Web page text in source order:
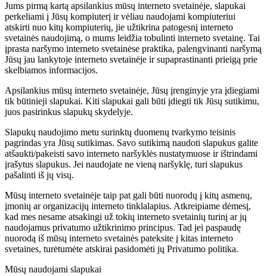
Jums pirmą kartą apsilankius mūsų interneto svetainėje, slapukai
perkeliami į Jūsų kompiuterį ir vėliau naudojami kompiuteriui
atskirti nuo kitų kompiuterių, jie užtikrina patogesnį interneto
svetainės naudojimą, o mums leidžia tobulinti interneto svetainę. Tai
įprasta naršymo interneto svetainėse praktika, palengvinanti naršymą
Jūsų jau lankytoje interneto svetainėje ir supaprastinanti prieigą prie
skelbiamos informacijos.
Apsilankius mūsų interneto svetainėje, Jūsų įrenginyje yra įdiegiami
tik būtinieji slapukai. Kiti slapukai gali būti įdiegti tik Jūsų sutikimu,
juos pasirinkus slapukų skydelyje.
Slapukų naudojimo metu surinktų duomenų tvarkymo teisinis
pagrindas yra Jūsų sutikimas. Savo sutikimą naudoti slapukus galite
atšaukti/pakeisti savo interneto naršyklės nustatymuose ir ištrindami
įrašytus slapukus. Jei naudojate ne vieną naršyklę, turi slapukus
pašalinti iš jų visų.
Mūsų interneto svetainėje taip pat gali būti nuorodų į kitų asmenų,
įmonių ar organizacijų interneto tinklalapius. Atkreipiame dėmesį,
kad mes nesame atsakingi už tokių interneto svetainių turinį ar jų
naudojamus privatumo užtikrinimo principus. Tad jei paspaudę
nuorodą iš mūsų interneto svetainės pateksite į kitas interneto
svetaines, turėtumėte atskirai pasidomėti jų Privatumo politika.
Mūsų naudojami slapukai